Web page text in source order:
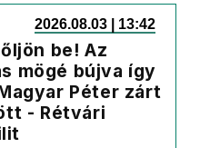
2026.08.03 | 13:42
be! Az
mögé bújva így
Péter zárt
- Rétvári